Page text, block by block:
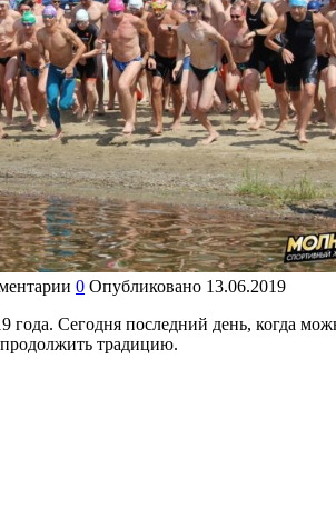
0 Опубликовано 13.06.2019
года. Сегодня последний день, когда
традицию.